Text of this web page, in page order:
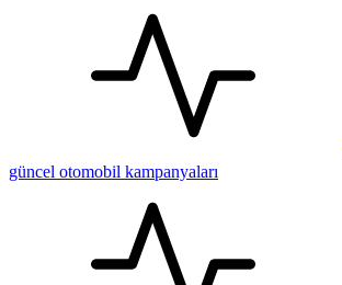
güncel otomobil kampanyaları